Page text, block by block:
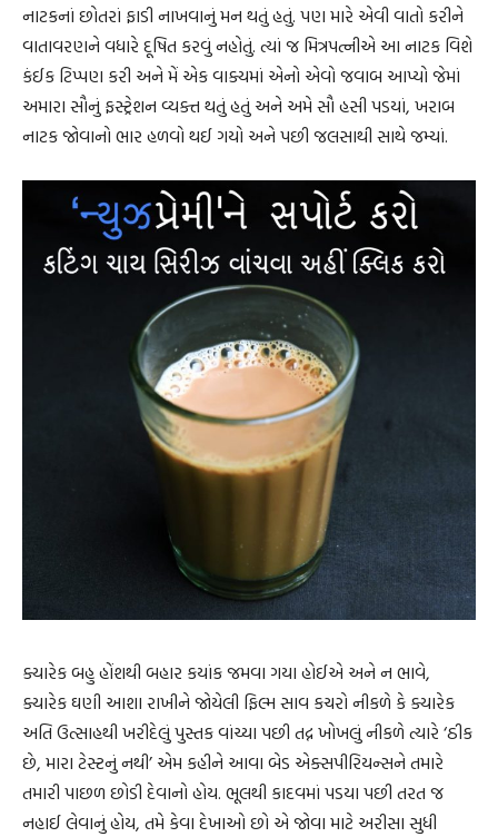
નાટકનાં છોતરાં ફાડી નાખવાનું મન થતું હતું. પણ મારે એવી વાતો કરીને
વાતાવરણને વધારે દૂષિત કરવું નહોતું. ત્યાં જ મિત્રપત્નીએ આ નાટક વિશે
કંઈક ટિપ્પણ કરી અને મેં એક વાક્યમાં એનો એવો જવાબ આપ્યો જેમાં
અમારા સૌનું ફસ્ટ્રેશન વ્યક્ત થતું હતું અને અમે સૌ હસી પડયાં, ખરાબ
નાટક જોવાનો ભાર હળવો થઈ ગયો અને પછી જલસાથી સાથે જમ્યાં.
ક્યારેક બહુ હોંશથી બહાર કયાંક જમવા ગયા હોઈએ અને ન ભાવે,
ક્યારેક ઘણી આશા રાખીને જોયેલી ફિલ્મ સાવ કચરો નીકળે કે ક્યારેક
અતિ ઉત્સાહથી ખરીદેલું પુસ્તક વાંચ્યા પછી તદ્ન ખોખલું નીકળે ત્યારે ‘ઠીક
છે, મારા ટેસ્ટનું નથી’ એમ કહીને આવા બેડ એક્સપીરિયન્સને તમારે
તમારી પાછળ છોડી દેવાનો હોય. ભૂલથી કાદવમાં પડયા પછી તરત જ
નહાઈ લેવાનું હોય, તમે કેવા દેખાઓ છો એ જોવા માટે અરીસા સુધી